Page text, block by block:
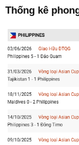
Thống kê